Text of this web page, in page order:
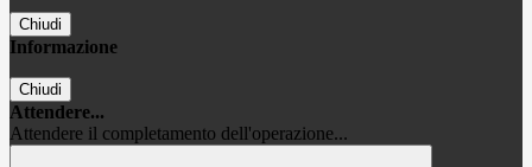
Chiudi
Informazione
Chiudi
Attendere...
Attendere il completamento dell'operazione...